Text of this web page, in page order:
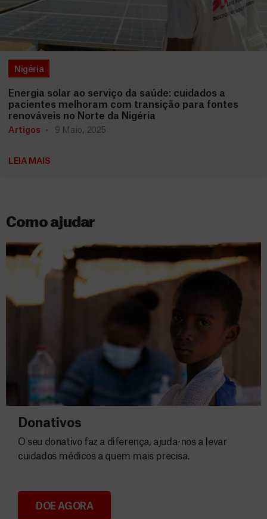
Nigéria
Energia solar ao serviço da saúde: cuidados a
pacientes melhoram com transição para fontes
renováveis no Norte da Nigéria
Artigos 9 Maio, 2025
LEIA MAIS
Como ajudar
Donativos
O seu donativo faz a diferença, ajuda-nos a levar
cuidados médicos a quem mais precisa.
DOE AGORA